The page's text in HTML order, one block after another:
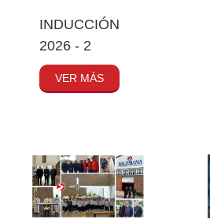
INDUCCIÓN
2026 - 2
VER MÁS